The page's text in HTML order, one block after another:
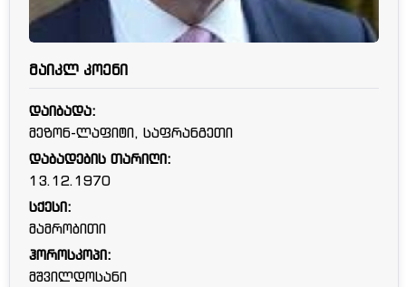
მაიკლ კოენი
დაიბადა:
მეზონ-ლაფიტი, საფრანგეთი
დაბადების თარიღი:
13.12.1970
სქესი:
მამრობითი
ჰოროსკოპი:
მშვილდოსანი